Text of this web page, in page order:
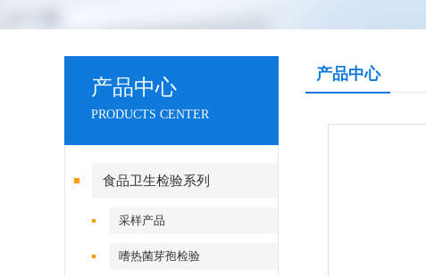
产品中心
PRODUCTS CENTER
食品卫生检验系列
采样产品
嗜热菌芽孢检验
产品中心